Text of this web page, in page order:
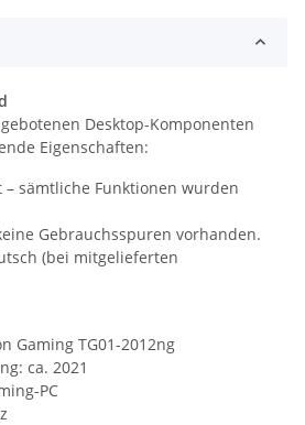
Desktop-Komponenten
Eigenschaften:
– sämtliche Funktionen wurden
Gebrauchsspuren vorhanden.
(bei mitgelieferten
Gaming TG01-2012ng
ca. 2021
PC